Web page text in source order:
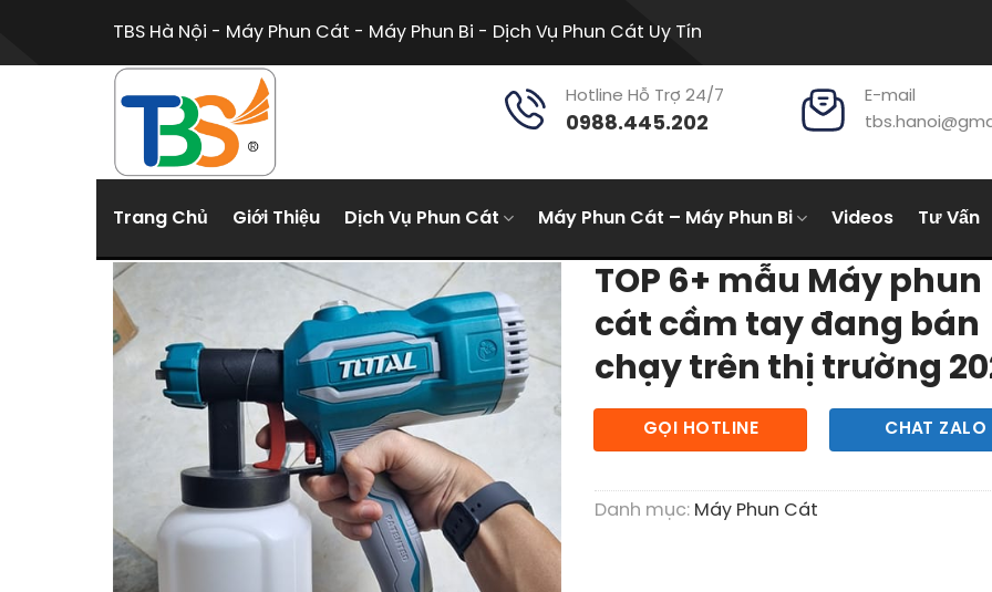
nội
TBS Hà Nội - Máy Phun Cát - Máy Phun Bi - Dịch Vụ Phun Cát Uy Tín
Hotline Hỗ Trợ 24/7
0988.445.202
E-mail
Trang Chủ Giới Thiệu Dịch Vụ Phun Cát Máy Phun Cát – Máy Phun Bi Videos Tư Vấn
TOP 6+ mẫu Máy phun
cát cầm tay đang bán
chạy trên thị trường
GỌI HOTLINE CHAT ZALO
Danh mục: Máy Phun Cát